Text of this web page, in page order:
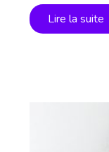
Lire la suite